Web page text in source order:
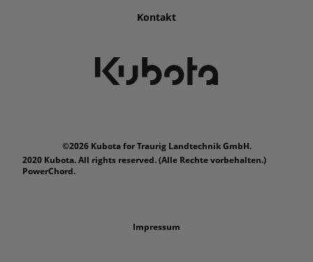
Kontakt
©2026 Kubota for Traurig Landtechnik GmbH.
2020 Kubota. All rights reserved. (Alle Rechte vorbehalten.)
PowerChord.
Impressum